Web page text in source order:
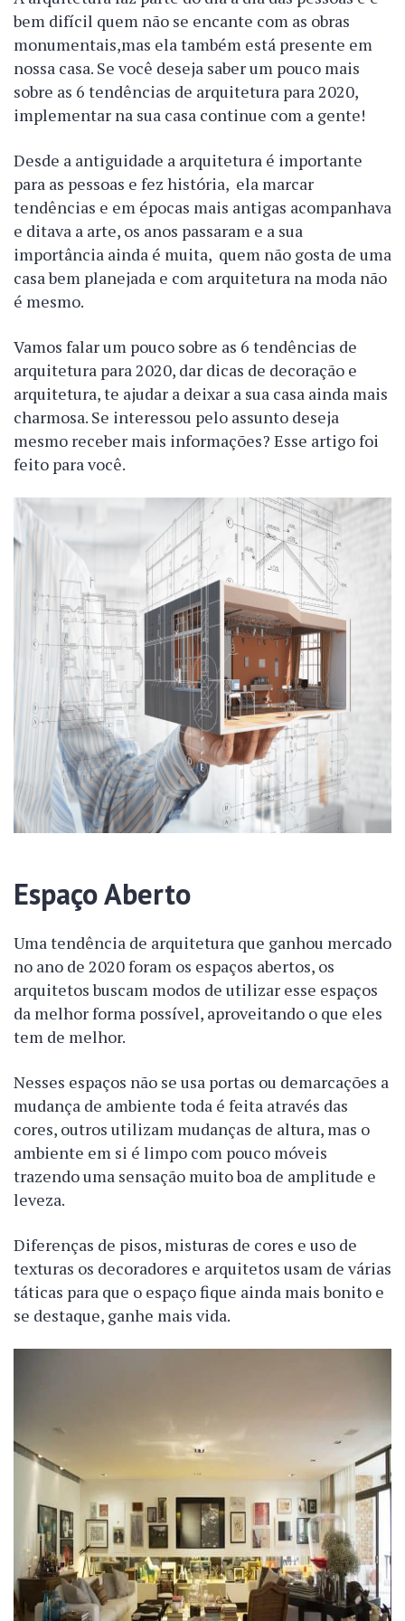
bem difícil quem não se encante com as obras
monumentais,mas ela também está presente em
nossa casa. Se você deseja saber um pouco mais
sobre as 6 tendências de arquitetura para 2020,
implementar na sua casa continue com a gente!
Desde a antiguidade a arquitetura é importante
para as pessoas e fez história, ela marcar
tendências e em épocas mais antigas acompanhava
e ditava a arte, os anos passaram e a sua
importância ainda é muita, quem não gosta de uma
casa bem planejada e com arquitetura na moda não
é mesmo.
Vamos falar um pouco sobre as 6 tendências de
arquitetura para 2020, dar dicas de decoração e
arquitetura, te ajudar a deixar a sua casa ainda mais
charmosa. Se interessou pelo assunto deseja
mesmo receber mais informações? Esse artigo foi
feito para você.
Espaço Aberto
Uma tendência de arquitetura que ganhou mercado
no ano de 2020 foram os espaços abertos, os
arquitetos buscam modos de utilizar esse espaços
da melhor forma possível, aproveitando o que eles
tem de melhor.
Nesses espaços não se usa portas ou demarcações a
mudança de ambiente toda é feita através das
cores, outros utilizam mudanças de altura, mas o
ambiente em si é limpo com pouco móveis
trazendo uma sensação muito boa de amplitude e
leveza.
Diferenças de pisos, misturas de cores e uso de
texturas os decoradores e arquitetos usam de várias
táticas para que o espaço fique ainda mais bonito e
se destaque, ganhe mais vida.